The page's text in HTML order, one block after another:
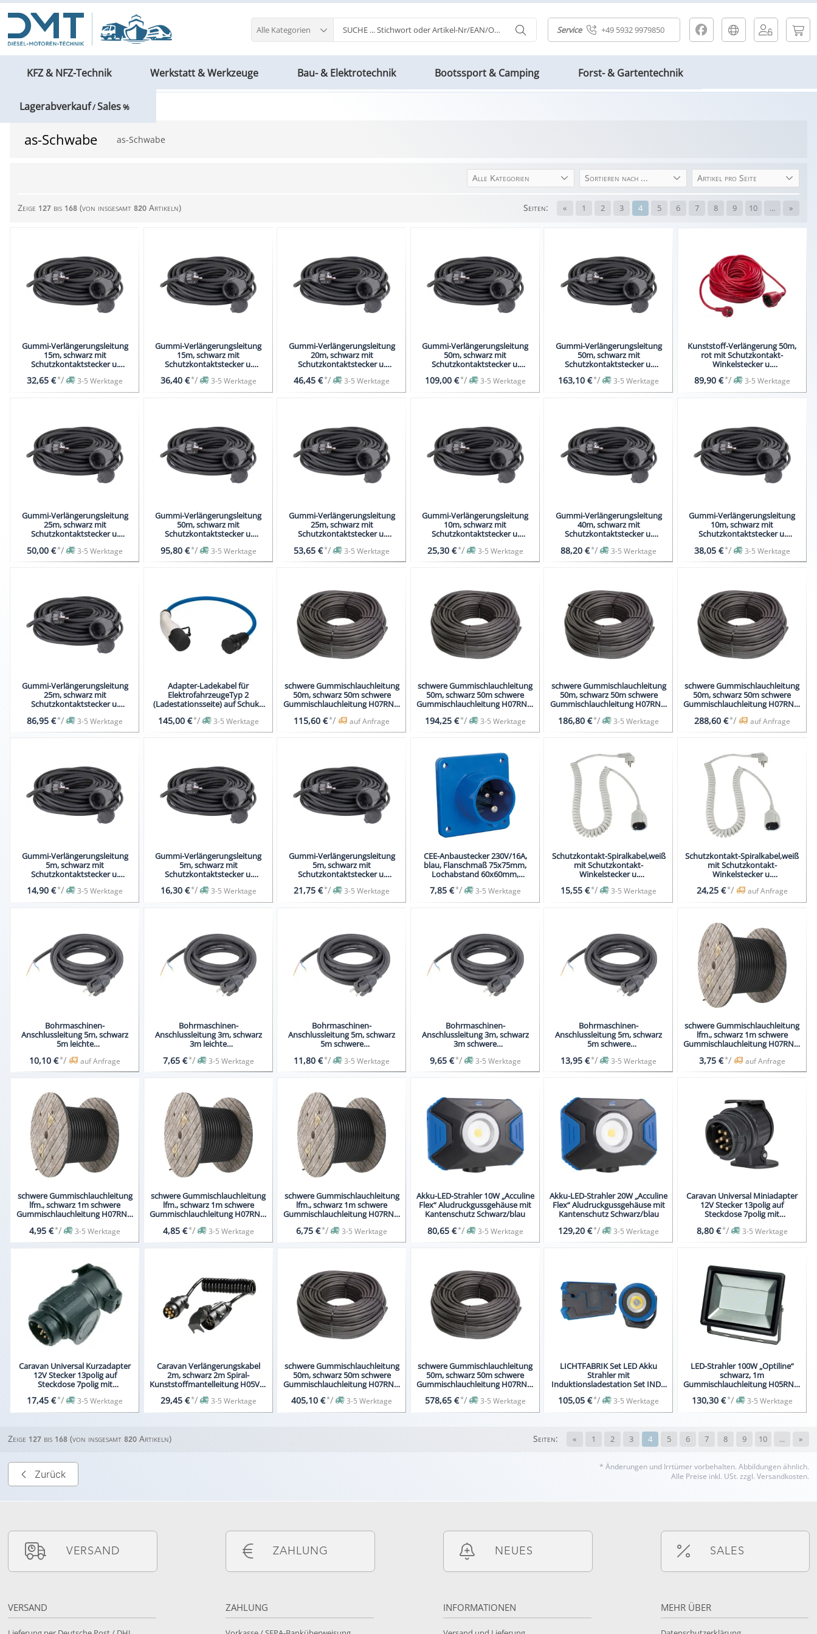
Service +49 5932 9979850
Alle Kategorien
KFZ & NFZ-Technik Werkstatt & Werkzeuge Bau- & Elektrotechnik Bootssport & Camping Forst- & Gartentechnik
Lagerabverkauf/Sales%
as-Schwabe
as-Schwabe as-Schwabe
Alle Kategorien Sortieren nach ... Artikel pro Seite
Zeige 127 bis 168 (von insgesamt820 Artikeln) « 1 2 3 4 5 6 7 8 9 10 ... »
Seiten:
Gummi-Verlängerungsleitung
15m, schwarz mit
Schutzkontaktstecker u.
32,65 €*/ 3-5 Werktage
Gummi-Verlängerungsleitung
15m, schwarz mit
Schutzkontaktstecker u.
36,40 €*/ 3-5 Werktage
Gummi-Verlängerungsleitung
20m, schwarz mit
Schutzkontaktstecker u.
46,45 €*/ 3-5 Werktage
Gummi-Verlängerungsleitung
50m, schwarz mit
Schutzkontaktstecker u.
109,00 €*/ 3-5 Werktage
Gummi-Verlängerungsleitung
50m, schwarz mit
Schutzkontaktstecker u.
163,10 €*/ 3-5 Werktage
Kunststoff-Verlängerung 50m,
rot mit Schutzkontakt-
Winkelstecker u.
89,90 €*/ 3-5 Werktage
Gummi-Verlängerungsleitung
25m, schwarz mit
Schutzkontaktstecker u.
50,00 €*/ 3-5 Werktage
Gummi-Verlängerungsleitung
50m, schwarz mit
Schutzkontaktstecker u.
95,80 €*/ 3-5 Werktage
Gummi-Verlängerungsleitung
25m, schwarz mit
Schutzkontaktstecker u.
53,65 €*/ 3-5 Werktage
Gummi-Verlängerungsleitung
10m, schwarz mit
Schutzkontaktstecker u.
25,30 €*/ 3-5 Werktage
Gummi-Verlängerungsleitung
40m, schwarz mit
Schutzkontaktstecker u.
88,20 €*/ 3-5 Werktage
Gummi-Verlängerungsleitung
10m, schwarz mit
Schutzkontaktstecker u.
38,05 €*/ 3-5 Werktage
Gummi-Verlängerungsleitung
25m, schwarz mit
Schutzkontaktstecker u.
86,95 €*/ 3-5 Werktage
Adapter-Ladekabel für
ElektrofahrzeugeTyp 2
(Ladestationsseite) auf Schuko
145,00 €*/ 3-5 Werktage
schwere Gummischlauchleitung
50m, schwarz 50m schwere
Gummischlauchleitung H07RN-F
115,60 €*/ auf Anfrage
schwere Gummischlauchleitung
50m, schwarz 50m schwere
Gummischlauchleitung H07RN-F
194,25 €*/ 3-5 Werktage
schwere Gummischlauchleitung
50m, schwarz 50m schwere
Gummischlauchleitung H07RN-F
186,80 €*/ 3-5 Werktage
schwere Gummischlauchleitung
50m, schwarz 50m schwere
Gummischlauchleitung H07RN-F
288,60 €*/ auf Anfrage
Gummi-Verlängerungsleitung
5m, schwarz mit
Schutzkontaktstecker u.
14,90 €*/ 3-5 Werktage
Gummi-Verlängerungsleitung
5m, schwarz mit
Schutzkontaktstecker u.
16,30 €*/ 3-5 Werktage
Gummi-Verlängerungsleitung
5m, schwarz mit
Schutzkontaktstecker u.
21,75 €*/ 3-5 Werktage
CEE-Anbaustecker 230V/16A,
blau, Flanschmaß 75x75mm,
Lochabstand 60x60mm,
7,85 €*/ 3-5 Werktage
Schutzkontakt-Spiralkabel,weiß
mit Schutzkontakt-
Winkelstecker u.
15,55 €*/ 3-5 Werktage
Schutzkontakt-Spiralkabel,weiß
mit Schutzkontakt-
Winkelstecker u.
24,25 €*/ auf Anfrage
Bohrmaschinen-
Anschlussleitung 5m, schwarz
5m leichte
2x1,0
10,10 €*/ auf Anfrage
Bohrmaschinen-
Anschlussleitung 3m, schwarz
3m leichte
2x1,0
7,65 €*/ 3-5 Werktage
Bohrmaschinen-
Anschlussleitung 5m, schwarz
5m schwere
2x1,0
11,80 €*/ 3-5 Werktage
Bohrmaschinen-
Anschlussleitung 3m, schwarz
3m schwere
2x1,5
9,65 €*/ 3-5 Werktage
Bohrmaschinen-
Anschlussleitung 5m, schwarz
5m schwere
2x1,5
13,95 €*/ 3-5 Werktage
schwere Gummischlauchleitung
lfm., schwarz 1m schwere
Gummischlauchleitung H07RN-F
3,75 €*/ auf Anfrage
schwere Gummischlauchleitung
lfm., schwarz 1m schwere
Gummischlauchleitung H07RN-F
4,95 €*/ 3-5 Werktage
schwere Gummischlauchleitung
lfm., schwarz 1m schwere
Gummischlauchleitung H07RN-F
4,85 €*/ 3-5 Werktage
schwere Gummischlauchleitung
lfm., schwarz 1m schwere
Gummischlauchleitung H07RN-F
6,75 €*/ 3-5 Werktage
Akku-LED-Strahler 10W „Acculine
Flex“ Aludruckgussgehäuse mit
Kantenschutz Schwarz/blau
80,65 €*/ 3-5 Werktage
Akku-LED-Strahler 20W „Acculine
Flex“ Aludruckgussgehäuse mit
Kantenschutz Schwarz/blau
129,20 €*/ 3-5 Werktage
Caravan Universal Miniadapter
12V Stecker 13polig auf
Steckdose 7polig mit
8,80 €*/ 3-5 Werktage
Caravan Universal Kurzadapter
12V Stecker 13polig auf
Steckdose 7polig mit
17,45 €*/ 3-5 Werktage
Caravan Verlängerungskabel
2m, schwarz 2m Spiral-
Kunststoffmantelleitung H05VV-
29,45 €*/ 3-5 Werktage
schwere Gummischlauchleitung
50m, schwarz 50m schwere
Gummischlauchleitung H07RN-F
405,10 €*/ 3-5 Werktage
schwere Gummischlauchleitung
50m, schwarz 50m schwere
Gummischlauchleitung H07RN-F
578,65 €*/ 3-5 Werktage
LICHTFABRIK Set LED Akku
Strahler mit
Induktionsladestation Set INDU
105,05 €*/ 3-5 Werktage
LED-Strahler 100W „Optiline“
schwarz, 1m
Gummischlauchleitung H05RN-F
130,30 €*/ 3-5 Werktage
Zeige 127 bis 168 (von insgesamt820 Artikeln) « 1 2 3 4 5 6 7 8 9 10 ... »
Seiten:
Zurück
* Änderungen und Irrtümer vorbehalten. Abbildungen ähnlich.
Alle Preise inkl. USt. zzgl. Versandkosten.
VERSAND
VERSAND
ZAHLUNG
ZAHLUNG
NEUES
INFORMATIONEN
SALES
MEHR ÜBER